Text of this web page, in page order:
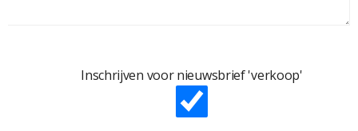
Inschrijven voor nieuwsbrief 'verkoop'